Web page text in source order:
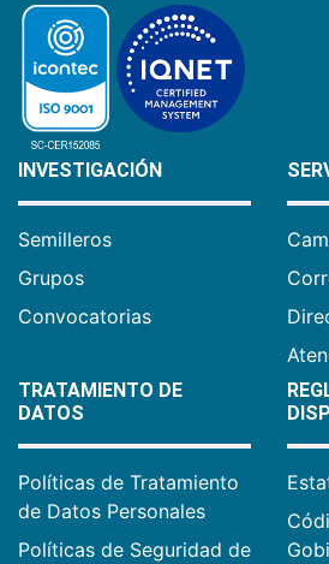
INVESTIGACIÓN
Semilleros
Grupos
Convocatorias
TRATAMIENTO DE
DATOS
Políticas de Tratamiento
de Datos Personales
Políticas de Seguridad de